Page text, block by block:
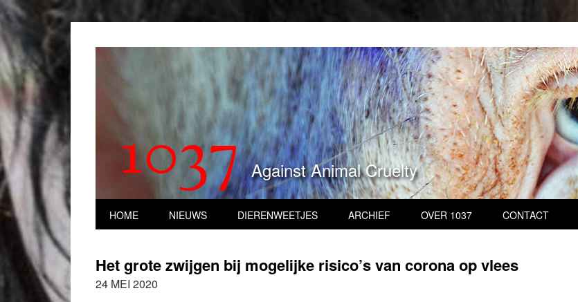
1037 Against Animal Cruelty
HOME NIEUWS DIERENWEETJES ARCHIEF OVER 1037 CONTACT
Het grote zwijgen bij mogelijke risico’s van corona op vlees
24 MEI 2020